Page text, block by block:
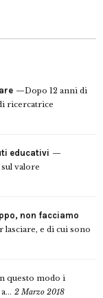
Dopo 12 anni di
ricercatrice
educativi
valore
non facciamo
lasciare, e di cui sono
questo modo i
2 Marzo 2018